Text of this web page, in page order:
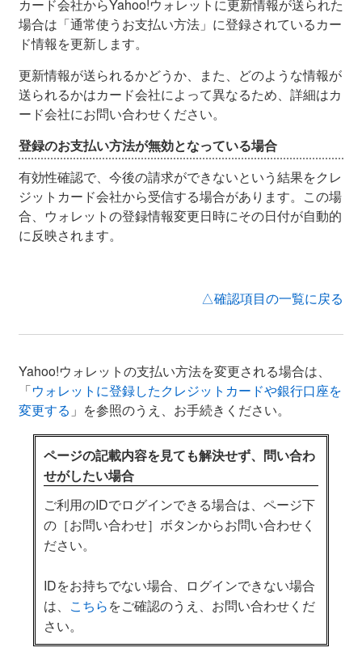
カード会社からYahoo!ウォレットに更新情報が送られた
場合は「通常使うお支払い方法」に登録されているカー
ド情報を更新します。
更新情報が送られるかどうか、また、どのような情報が
送られるかはカード会社によって異なるため、詳細はカ
ード会社にお問い合わせください。
登録のお支払い方法が無効となっている場合
有効性確認で、今後の請求ができないという結果をクレ
ジットカード会社から受信する場合があります。この場
合、ウォレットの登録情報変更日時にその日付が自動的
に反映されます。
△確認項目の一覧に戻る
Yahoo!ウォレットの支払い方法を変更される場合は、
「ウォレットに登録したクレジットカードや銀行口座を
変更する 」を参照のうえ、お手続きください。
ページの記載内容を見ても解決せず、問い合わ
せがしたい場合
ご利用のIDでログインできる場合は、ページ下
の［お問い合わせ］ボタンからお問い合わせく
ださい。
IDをお持ちでない場合、ログインできない場合
は、 こちらをご確認のうえ、お問い合わせくだ
さい。